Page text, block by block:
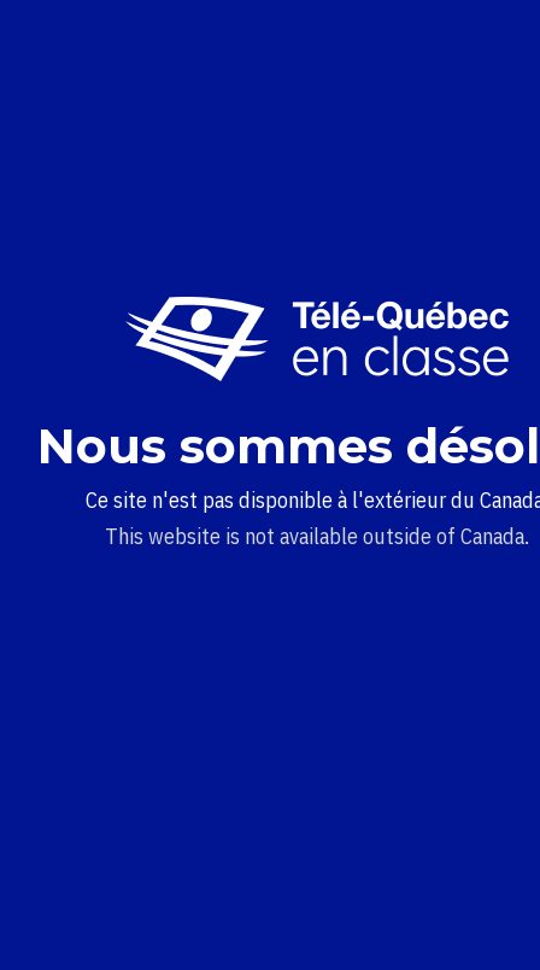
Nous sommes
Ce site n'est pas disponible à l'extérieur du
This website is not available outside of Canada.